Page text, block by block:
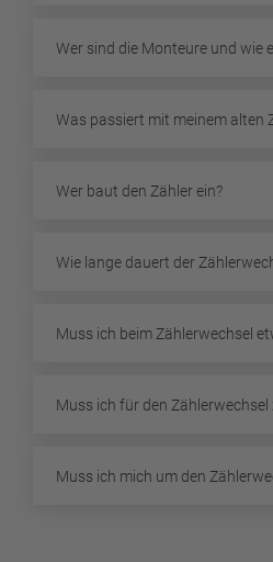
Wer sind die Monteure und wie
Was passiert mit meinem alten
Wer baut den Zähler ein?
Wie lange dauert der
Muss ich beim Zählerwechsel
Muss ich für den Zählerwechsel
Muss ich mich um den